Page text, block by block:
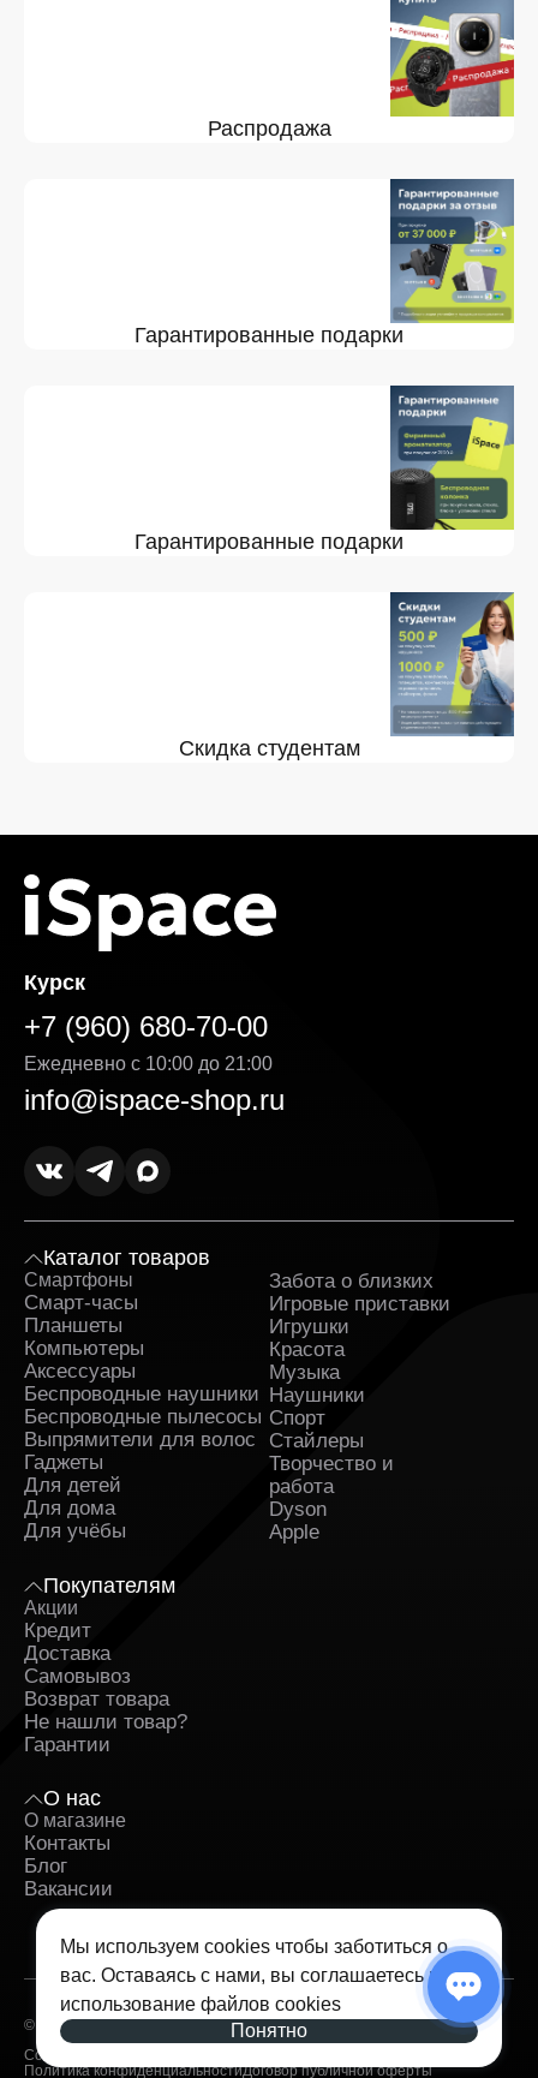
Распродажа
Гарантированные подарки
Гарантированные подарки
Скидка студентам
Мы используем cookies чтобы заботиться о
вас. Оставаясь с нами, вы соглашаетесь на
использование файлов cookies
Понятно
Курск
+7 (960) 680-70-00
Ежедневно с 10:00 до 21:00
info@ispace-shop.ru
Каталог товаров
Смартфоны
Смарт-часы
Планшеты
Компьютеры
Аксессуары
Беспроводные наушники
Беспроводные пылесосы
Выпрямители для волос
Гаджеты
Для детей
Для дома
Для учёбы
Забота о близких
Игровые приставки
Игрушки
Красота
Музыка
Наушники
Спорт
Стайлеры
Творчество и
работа
Dyson
Apple
Покупателям
Акции
Кредит
Доставка
Самовывоз
Возврат товара
Не нашли товар?
Гарантии
О нас
О магазине
Контакты
Блог
Вакансии
© 2026 — iSpace. Все права защищены.
Согласие на обработку персональных данных
Политика конфиденциальностиДоговор публичной оферты